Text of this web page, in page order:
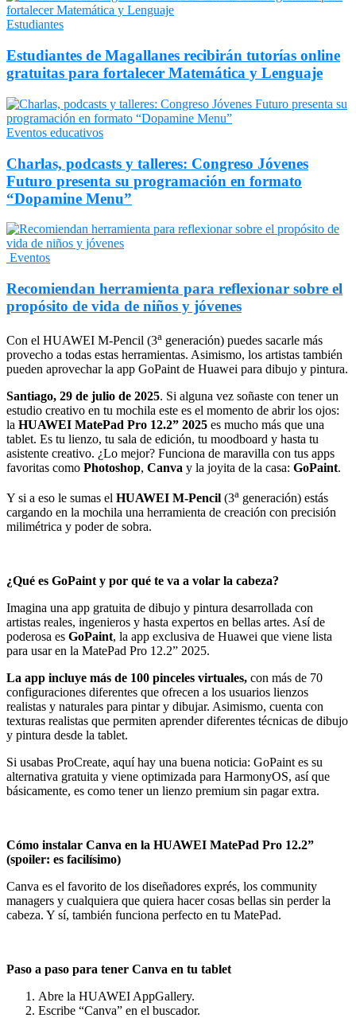
Estudiantes
Estudiantes de Magallanes recibirán tutorías online
gratuitas para fortalecer Matemática y Lenguaje
Eventos educativos
Charlas, podcasts y talleres: Congreso Jóvenes
Futuro presenta su programación en formato
“Dopamine Menu”
Eventos
Recomiendan herramienta para reflexionar sobre el
propósito de vida de niños y jóvenes
Con el HUAWEI M-Pencil (3a generación) puedes sacarle más
provecho a todas estas herramientas. Asimismo, los artistas también
pueden aprovechar la app GoPaint de Huawei para dibujo y pintura.
Santiago, 29 de julio de 2025. Si alguna vez soñaste con tener un
estudio creativo en tu mochila este es el momento de abrir los ojos:
la HUAWEI MatePad Pro 12.2” 2025 es mucho más que una
tablet. Es tu lienzo, tu sala de edición, tu moodboard y hasta tu
asistente creativo. ¿Lo mejor? Funciona de maravilla con tus apps
favoritas como Photoshop, Canva y la joyita de la casa: GoPaint.
Y si a eso le sumas el HUAWEI M-Pencil (3a generación) estás
cargando en la mochila una herramienta de creación con precisión
milimétrica y poder de sobra.
¿Qué es GoPaint y por qué te va a volar la cabeza?
Imagina una app gratuita de dibujo y pintura desarrollada con
artistas reales, ingenieros y hasta expertos en bellas artes. Así de
poderosa es GoPaint, la app exclusiva de Huawei que viene lista
para usar en la MatePad Pro 12.2” 2025.
La app incluye más de 100 pinceles virtuales, con más de 70
configuraciones diferentes que ofrecen a los usuarios lienzos
realistas y naturales para pintar y dibujar. Asimismo, cuenta con
texturas realistas que permiten aprender diferentes técnicas de dibujo
y pintura desde la tablet.
Si usabas ProCreate, aquí hay una buena noticia: GoPaint es su
alternativa gratuita y viene optimizada para HarmonyOS, así que
básicamente, es como tener un lienzo premium sin pagar extra.
Cómo instalar Canva en la HUAWEI MatePad Pro 12.2”
(spoiler: es facilísimo)
Canva es el favorito de los diseñadores exprés, los community
managers y cualquiera que quiera hacer cosas bellas sin perder la
cabeza. Y sí, también funciona perfecto en tu MatePad.
Paso a paso para tener Canva en tu tablet
Abre la HUAWEI AppGallery.
Escribe “Canva” en el buscador.